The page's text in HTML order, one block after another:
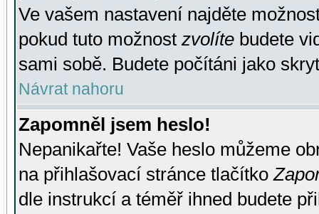
Ve vašem nastavení najděte
pokud tuto možnost zvolíte budete
sami sobě. Budete počítáni jako
Návrat nahoru
Zapomněl jsem heslo!
Nepanikařte! Vaše heslo můžeme
na přihlašovací stránce tlačítko
dle instrukcí a téměř ihned budete